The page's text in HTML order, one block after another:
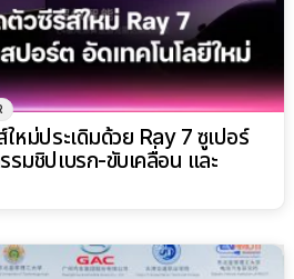
หม่ประเดิมด้วย Ray 7 ซูเปอร์
รมชิปเบรก-ขับเคลื่อน และ